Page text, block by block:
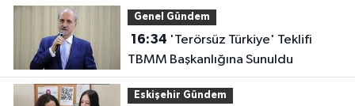
Genel Gündem
16:34
TBMM Başkanlığına Sunuldu
Eskişehir Gündem